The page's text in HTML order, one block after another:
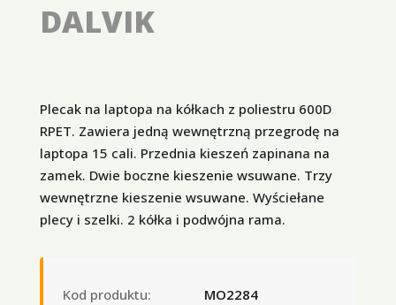
DALVIK
Plecak na laptopa na kółkach z poliestru 600D
RPET. Zawiera jedną wewnętrzną przegrodę na
laptopa 15 cali. Przednia kieszeń zapinana na
zamek. Dwie boczne kieszenie wsuwane. Trzy
wewnętrzne kieszenie wsuwane. Wyściełane
plecy i szelki. 2 kółka i podwójna rama.
Kod produktu:
MO2284